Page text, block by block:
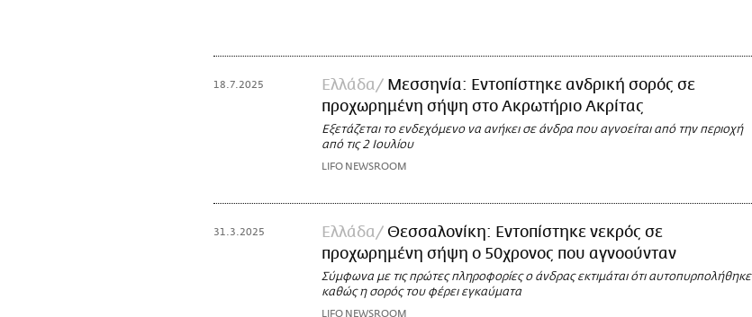
18.7.2025 Ελλάδα
Μεσσηνία: Εντοπίστηκε ανδρική σορός σε
προχωρημένη σήψη στο Ακρωτήριο Ακρίτας
Εξετάζεται το ενδεχόμενο να ανήκει σε άνδρα που αγνοείται από την περιοχή
από τις 2 Ιουλίου
LIFO NEWSROOM
31.3.2025 Ελλάδα
Θεσσαλονίκη: Εντοπίστηκε νεκρός σε
προχωρημένη σήψη ο 50χρονος που αγνοούνταν
Σύμφωνα με τις πρώτες πληροφορίες ο άνδρας εκτιμάται ότι αυτοπυρπολήθηκε
καθώς η σορός του φέρει εγκαύματα
LIFO NEWSROOM